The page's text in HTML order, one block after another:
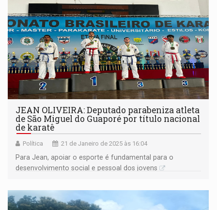
JEAN OLIVEIRA: Deputado parabeniza atleta
de São Miguel do Guaporé por título nacional
de karatê
Política 21 de Janeiro de 2025 às 16:04
Para Jean, apoiar o esporte é fundamental para o
desenvolvimento social e pessoal dos jovens